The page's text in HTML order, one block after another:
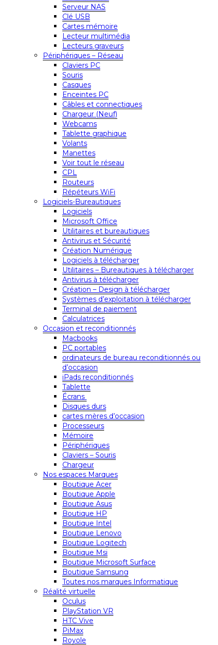
Serveur NAS
Clé USB
Cartes mémoire
Lecteur multimédia
Lecteurs graveurs
Périphériques – Réseau
Claviers PC
Souris
Casques
Enceintes PC
Câbles et connectiques
Chargeur (Neuf)
Webcams
Tablette graphique
Volants
Manettes
Voir tout le réseau
CPL
Routeurs
Répéteurs WiFi
Logiciels-Bureautiques
Logiciels
Microsoft Office
Utilitaires et bureautiques
Antivirus et Sécurité
Création Numérique
Logiciels à télécharger
Utilitaires – Bureautiques à télécharger
Antivirus à télécharger
Création – Design à télécharger
Systèmes d’exploitation à télécharger
Terminal de paiement
Calculatrices
Occasion et reconditionnés
Macbooks
PC portables
ordinateurs de bureau reconditionnés ou
d’occasion
iPads reconditionnés
Tablette
Écrans
Disques durs
cartes mères d’occasion
Processeurs
Mémoire
Périphériques
Claviers – Souris
Chargeur
Nos espaces Marques
Boutique Acer
Boutique Apple
Boutique Asus
Boutique HP
Boutique Intel
Boutique Lenovo
Boutique Logitech
Boutique Msi
Boutique Microsoft Surface
Boutique Samsung
Toutes nos marques Informatique
Réalité virtuelle
Oculus
PlayStation VR
HTC Vive
PiMax
Royole